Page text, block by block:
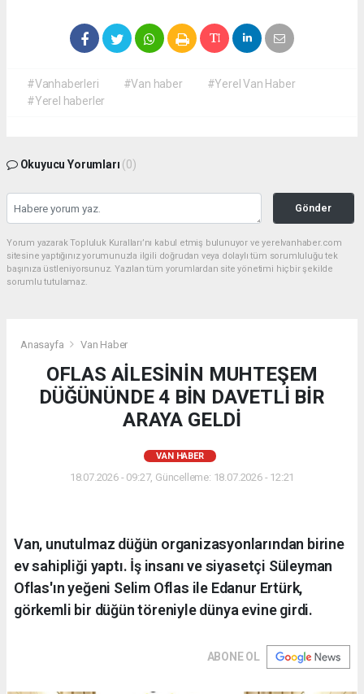
#Vanhaberleri #Van haber
#Yerel Van Haber
#Yerel haberler
Okuyucu Yorumları (0)
Gönder
Yorum yazarak Topluluk Kuralları’nı kabul etmiş bulunuyor ve yerelvanhaber.com
sitesine yaptığınız yorumunuzla ilgili doğrudan veya dolaylı tüm sorumluluğu tek
başınıza üstleniyorsunuz. Yazılan tüm yorumlardan site yönetimi hiçbir şekilde
sorumlu tutulamaz.
Anasayfa Van Haber
OFLAS AİLESİNİN MUHTEŞEM
DÜĞÜNÜNDE 4 BİN DAVETLİ BİR
ARAYA GELDİ
VAN HABER
18.07.2026 - 09:27, Güncelleme: 18.07.2026 - 12:21
Van, unutulmaz düğün organizasyonlarından birine
ev sahipliği yaptı. İş insanı ve siyasetçi Süleyman
Oflas'ın yeğeni Selim Oflas ile Edanur Ertürk,
görkemli bir düğün töreniyle dünya evine girdi.
ABONE OL